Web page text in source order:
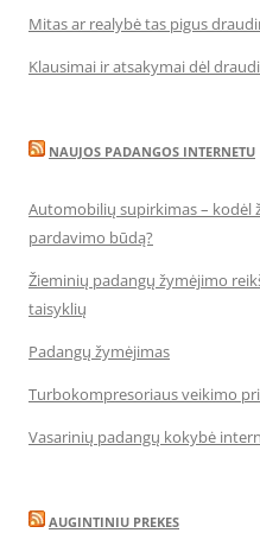
Mitas ar realybė tas pigus
Klausimai ir atsakymai dėl
NAUJOS PADANGOS INTERNETU
Automobilių supirkimas – kodėl
pardavimo būdą?
Žieminių padangų žymėjimo
taisyklių
Padangų žymėjimas
Turbokompresoriaus veikimo
Vasarinių padangų kokybė
AUGINTINIU PREKES